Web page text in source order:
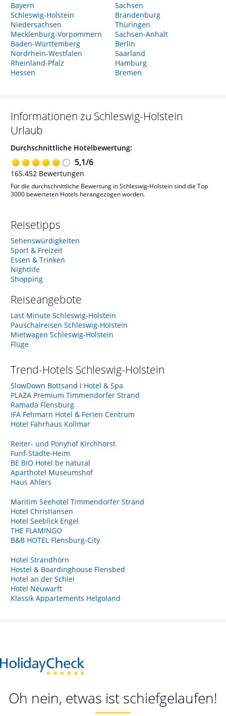
Bayern
Schleswig-Holstein
Niedersachsen
Mecklenburg-Vorpommern
Baden-Württemberg
Nordrhein-Westfalen
Rheinland-Pfalz
Hessen
Sachsen
Brandenburg
Thüringen
Sachsen-Anhalt
Berlin
Saarland
Hamburg
Bremen
Informationen zu Schleswig-Holstein
Urlaub
Durchschnittliche Hotelbewertung:
5,1/6
165.452 Bewertungen
Für die durchschnittliche Bewertung in Schleswig-Holstein sind die Top
3000 bewerteten Hotels herangezogen worden.
Reisetipps
Sehenswürdigkeiten
Sport & Freizeit
Essen & Trinken
Nightlife
Shopping
Reiseangebote
Last Minute Schleswig-Holstein
Pauschalreisen Schleswig-Holstein
Mietwagen Schleswig-Holstein
Flüge
Trend-Hotels Schleswig-Holstein
SlowDown Bottsand I Hotel & Spa
PLAZA Premium Timmendorfer Strand
Ramada Flensburg
IFA Fehmarn Hotel & Ferien Centrum
Hotel Fährhaus Kollmar
Reiter- und Ponyhof Kirchhorst
Fünf-Städte-Heim
BE BIO Hotel be natural
Aparthotel Museumshof
Haus Ahlers
Maritim Seehotel Timmendorfer Strand
Hotel Christiansen
Hotel Seeblick Engel
THE FLAMINGO
B&B HOTEL Flensburg-City
Hotel Strandhörn
Hostel & Boardinghouse Flensbed
Hotel an der Schlei
Hotel Neuwarft
Klassik Appartements Helgoland
Oh nein, etwas ist schiefgelaufen!